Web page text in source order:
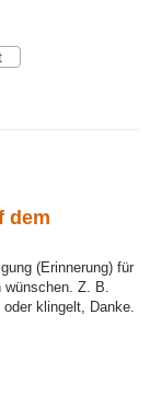
dem
(Erinnerung) für
wünschen. Z. B.
klingelt, Danke.